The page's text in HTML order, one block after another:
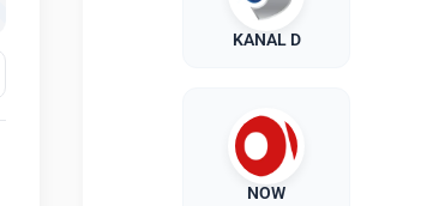
KANAL D
NOW